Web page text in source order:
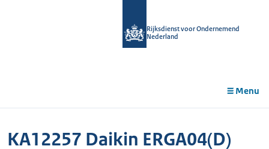
Rijksdienst voor Ondernemend
Nederland
Menu
KA12257 Daikin ERGA04(D)